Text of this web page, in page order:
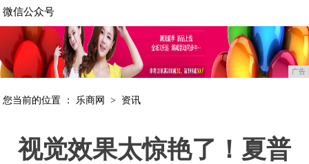
微信公众号
广告
您当前的位置 ： 乐商网 > 资讯
视觉效果太惊艳了！夏普